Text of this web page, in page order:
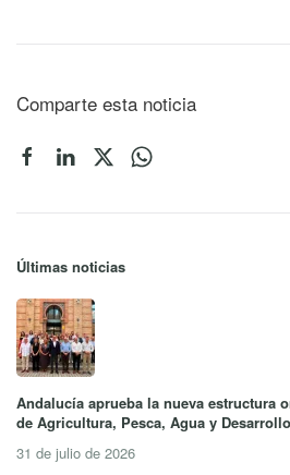
Comparte esta noticia
Últimas noticias
Andalucía aprueba la nueva estructura
de Agricultura, Pesca, Agua y
31 de julio de 2026